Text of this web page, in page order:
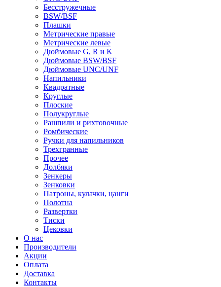
Бесстружечные
BSW/BSF
Плашки
Метрические правые
Метрические левые
Дюймовые G, R и K
Дюймовые BSW/BSF
Дюймовые UNC/UNF
Напильники
Квадратные
Круглые
Плоские
Полукруглые
Рашпили и рихтовочные
Ромбические
Ручки для напильников
Трехгранные
Прочее
Долбяки
Зенкеры
Зенковки
Патроны, кулачки, цанги
Полотна
Развертки
Тиски
Цековки
О нас
Производители
Акции
Оплата
Доставка
Контакты